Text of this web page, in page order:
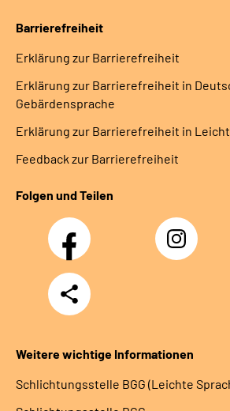
Barrierefreiheit
Erklärung zur Barrierefreiheit
Erklärung zur Barrierefreiheit in
Gebärdensprache
Erklärung zur Barrierefreiheit in
Feedback zur Barrierefreiheit
Folgen und Teilen
Facebook Instagram
Teilen
Weitere wichtige Informationen
Schlich­tungs­stel­le BGG (Leichte